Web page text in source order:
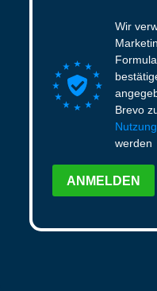
Wir
Brevo
werden
ANMELDEN